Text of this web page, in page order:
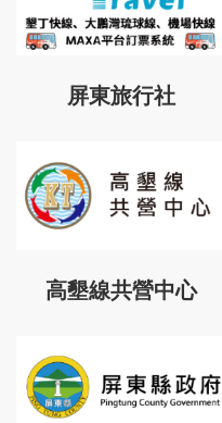
屏東旅行社
高墾線共營中心